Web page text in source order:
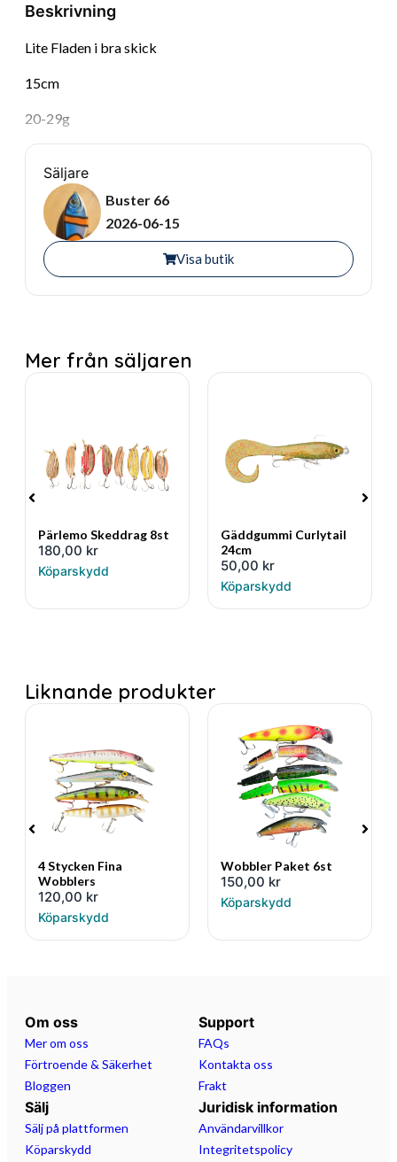
Beskrivning
Lite Fladen i bra skick
15cm
20-29g
Säljare
Buster 66
2026-06-15
Visa butik
Mer från säljaren
Pärlemo Skeddrag 8st
180,00 kr
Köparskydd
Gäddgummi Curlytail
24cm
50,00 kr
Köparskydd
Liknande produkter
4 Stycken Fina
Wobblers
120,00 kr
Köparskydd
Wobbler Paket 6st
150,00 kr
Köparskydd
Om oss
Mer om oss
Förtroende & Säkerhet
Bloggen
Support
FAQs
Kontakta oss
Frakt
Sälj
Sälj på plattformen
Köparskydd
Juridisk information
Användarvillkor
Integritetspolicy